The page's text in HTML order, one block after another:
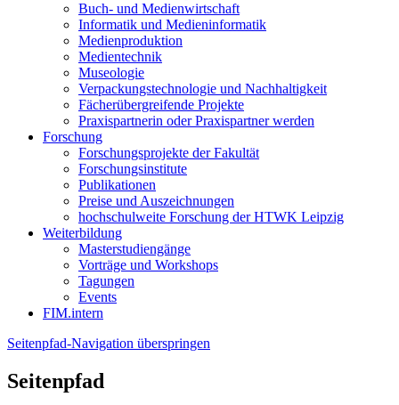
Buch- und Medienwirtschaft
Informatik und Medieninformatik
Medienproduktion
Medientechnik
Museologie
Verpackungstechnologie und Nachhaltigkeit
Fächerübergreifende Projekte
Praxispartnerin oder Praxispartner werden
Forschung
Forschungsprojekte der Fakultät
Forschungsinstitute
Publikationen
Preise und Auszeichnungen
hochschulweite Forschung der HTWK Leipzig
Weiterbildung
Masterstudiengänge
Vorträge und Workshops
Tagungen
Events
FIM.intern
Seitenpfad-Navigation überspringen
Seitenpfad